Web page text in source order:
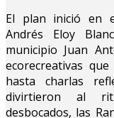
El plan inició en
Andrés Eloy
municipio Juan
ecorecreativas
hasta charlas
divirtieron al
desbocados, las